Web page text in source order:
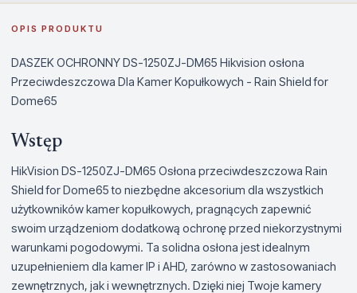
OPIS PRODUKTU
DASZEK OCHRONNY DS-1250ZJ-DM65 Hikvision osłona
Przeciwdeszczowa Dla Kamer Kopułkowych - Rain Shield for
Dome65
Wstęp
HikVision DS-1250ZJ-DM65 Osłona przeciwdeszczowa Rain
Shield for Dome65 to niezbędne akcesorium dla wszystkich
użytkowników kamer kopułkowych, pragnących zapewnić
swoim urządzeniom dodatkową ochronę przed niekorzystnymi
warunkami pogodowymi. Ta solidna osłona jest idealnym
uzupełnieniem dla kamer IP i AHD, zarówno w zastosowaniach
zewnętrznych, jak i wewnętrznych. Dzięki niej Twoje kamery